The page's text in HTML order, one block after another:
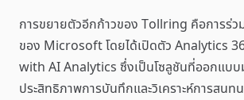
การขยายตัวอีกก้าวของ Tollring คือการร่ว
ของ Microsoft โดยได้เปิดตัว Analytics
with AI Analytics ซึ่งเป็นโซลูชันที่ออกแบบ
ประสิทธิภาพการบันทึกและวิเคราะห์การสนท